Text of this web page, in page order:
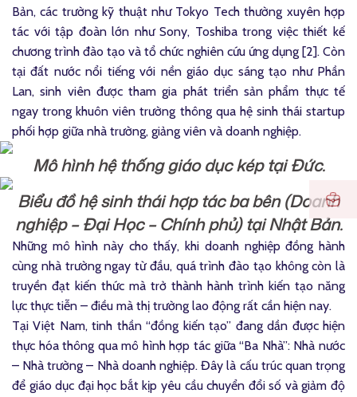
Bản, các trường kỹ thuật như Tokyo Tech thường xuyên hợp
tác với tập đoàn lớn như Sony, Toshiba trong việc thiết kế
chương trình đào tạo và tổ chức nghiên cứu ứng dụng [2]. Còn
tại đất nước nổi tiếng với nền giáo dục sáng tạo như Phần
Lan, sinh viên được tham gia phát triển sản phẩm thực tế
ngay trong khuôn viên trường thông qua hệ sinh thái startup
phối hợp giữa nhà trường, giảng viên và doanh nghiệp.
Mô hình hệ thống giáo dục kép tại Đức.
Biểu đồ hệ sinh thái hợp tác ba bên (Doanh
nghiệp – Đại Học – Chính phủ) tại Nhật Bản.
Những mô hình này cho thấy, khi doanh nghiệp đồng hành
cùng nhà trường ngay từ đầu, quá trình đào tạo không còn là
truyền đạt kiến thức mà trở thành hành trình kiến tạo năng
lực thực tiễn – điều mà thị trường lao động rất cần hiện nay.
Tại Việt Nam, tinh thần “đồng kiến tạo” đang dần được hiện
thực hóa thông qua mô hình hợp tác giữa “Ba Nhà”: Nhà nước
– Nhà trường – Nhà doanh nghiệp. Đây là cấu trúc quan trọng
để giáo dục đại học bắt kịp yêu cầu chuyển đổi số và giảm độ